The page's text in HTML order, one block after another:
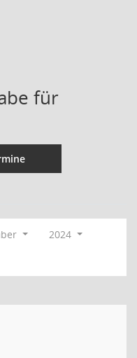
für
2024